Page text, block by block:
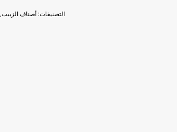
التصنيفات: أصناف الزبيب,